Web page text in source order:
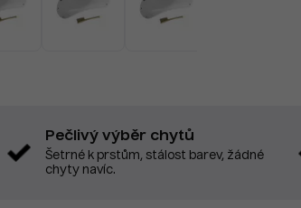
Pečlivý výběr chytů
Šetrné k prstům, stálost barev, žádné
chyty navíc.